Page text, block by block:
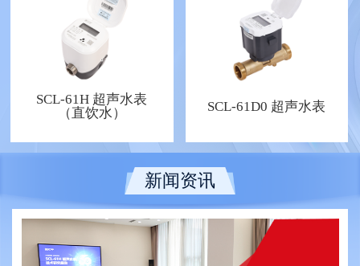
SCL-61H 超声水表
（直饮水）
SCL-61D0 超声水表
新闻资讯